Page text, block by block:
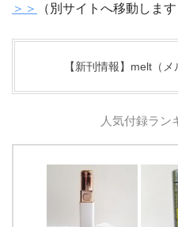
＞＞
（別サイトへ移動します
【新刊情報】melt（
人気付録ラン